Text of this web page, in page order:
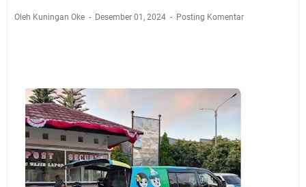
Jadwal Salat Wilayah Kuningan Jumat 7 Agustus 2026
Polres Kuningan dan PAM Tirta Kamuning Salurakan
Uniku Jadi Tuan Rumah Pendampingan Penyusunan
Dokumen SPMI
Sudahkah Kita Merdeka Dari Hawa Nafsu?
Info Sembako di Pasar Kepuh Kuningan Kamis 6
Oleh Kuningan Oke Desember 01, 2024 Posting Komentar